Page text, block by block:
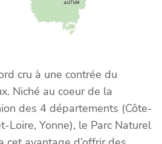
cru à une contrée du
Niché au coeur de la
des 4 départements (Côte-
Loire, Yonne), le Parc Naturel